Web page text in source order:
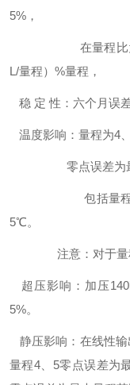
5%，
在量程比为10：
L/量程）%量程，
稳 定 性：六个月误
温度影响：量程为4
零点误差为最大
包括量程和零点
5℃。
注意：对于量程3
超压影响：加压
5%。
静压影响：在线性输
量程4、5零点误差为